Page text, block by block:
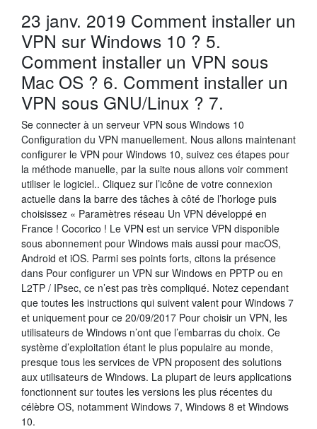
23 janv. 2019 Comment installer un
VPN sur Windows 10 ? 5.
Comment installer un VPN sous
Mac OS ? 6. Comment installer un
VPN sous GNU/Linux ? 7.
Se connecter à un serveur VPN sous Windows 10
Configuration du VPN manuellement. Nous allons maintenant
configurer le VPN pour Windows 10, suivez ces étapes pour
la méthode manuelle, par la suite nous allons voir comment
utiliser le logiciel.. Cliquez sur l’icône de votre connexion
actuelle dans la barre des tâches à côté de l’horloge puis
choisissez « Paramètres réseau Un VPN développé en
France ! Cocorico ! Le VPN est un service VPN disponible
sous abonnement pour Windows mais aussi pour macOS,
Android et iOS. Parmi ses points forts, citons la présence
dans Pour configurer un VPN sur Windows en PPTP ou en
L2TP / IPsec, ce n’est pas très compliqué. Notez cependant
que toutes les instructions qui suivent valent pour Windows 7
et uniquement pour ce 20/09/2017 Pour choisir un VPN, les
utilisateurs de Windows n’ont que l’embarras du choix. Ce
système d’exploitation étant le plus populaire au monde,
presque tous les services de VPN proposent des solutions
aux utilisateurs de Windows. La plupart de leurs applications
fonctionnent sur toutes les versions les plus récentes du
célèbre OS, notamment Windows 7, Windows 8 et Windows
10.